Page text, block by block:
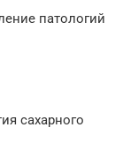
патологий
сахарного